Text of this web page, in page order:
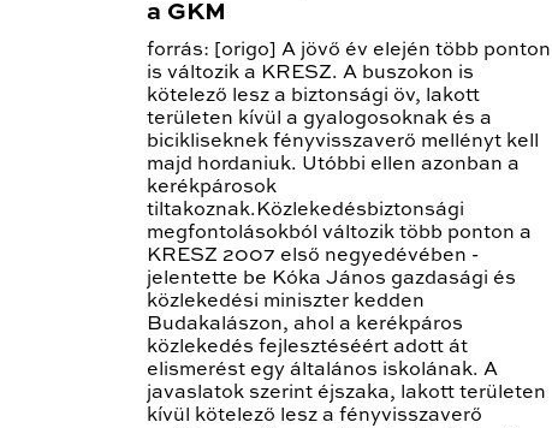
a GKM
forrás: [origo] A jövő év elején több ponton
is változik a KRESZ. A buszokon is
kötelező lesz a biztonsági öv, lakott
területen kívül a gyalogosoknak és a
bicikliseknek fényvisszaverő mellényt kell
majd hordaniuk. Utóbbi ellen azonban a
kerékpárosok
tiltakoznak.Közlekedésbiztonsági
megfontolásokból változik több ponton a
KRESZ 2007 első negyedévében -
jelentette be Kóka János gazdasági és
közlekedési miniszter kedden
Budakalászon, ahol a kerékpáros
közlekedés fejlesztéséért adott át
elismerést egy általános iskolának. A
javaslatok szerint éjszaka, lakott területen
kívül kötelező lesz a fényvisszaverő